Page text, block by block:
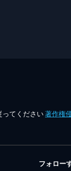
ってください著作権
フォロー